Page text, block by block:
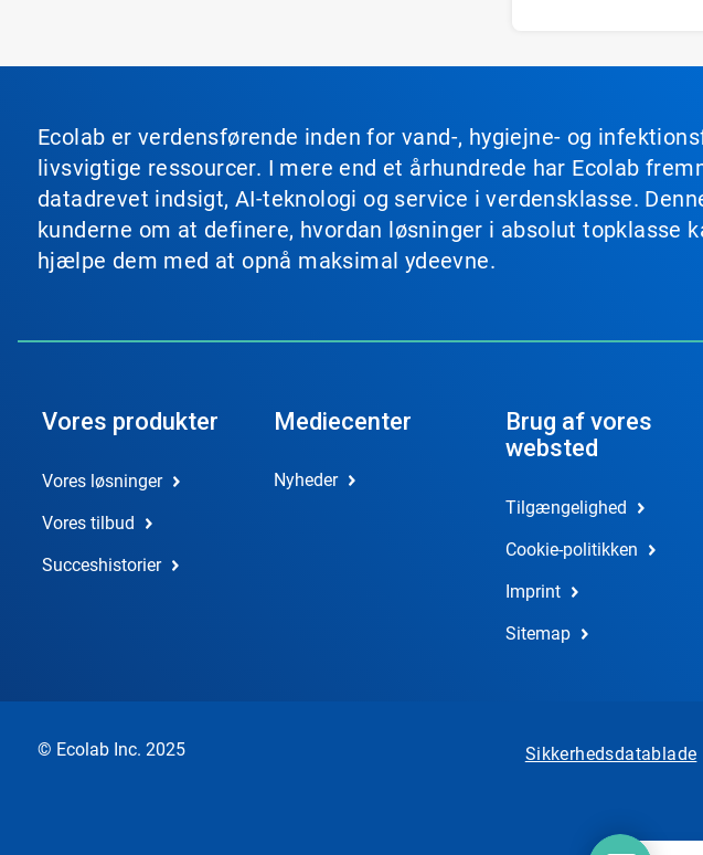
Ecolab er verdensførende inden for vand-, hygiejne- og
livsvigtige ressourcer. I mere end et århundrede har Ecolab
datadrevet indsigt, AI-teknologi og service i verdensklasse.
kunderne om at definere, hvordan løsninger i absolut
hjælpe dem med at opnå maksimal ydeevne.
Vores produkter
Vores løsninger
Vores tilbud
Succeshistorier
Mediecenter
Nyheder
Brug af vores
websted
Tilgængelighed
Cookie-politikken
Imprint
Sitemap
© Ecolab Inc. 2025 Sikkerhedsdatablade